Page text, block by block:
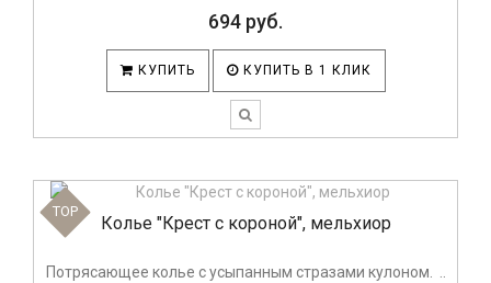
694 руб.
КУПИТЬ КУПИТЬ В 1 КЛИК
TOP
Колье "Крест с короной", мельхиор
Потрясающее колье с усыпанным стразами кулоном. ..